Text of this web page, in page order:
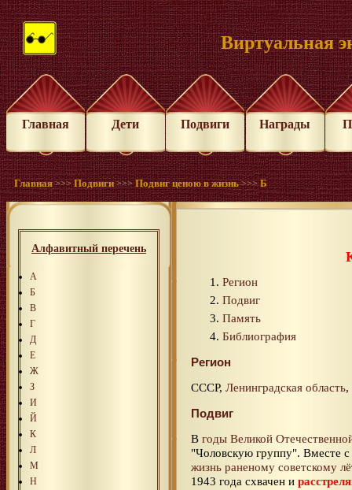
Виртуальная
Главная Дети Подвиги Награды
Главная >>>Подвиги >>>Подвиг ценою в жизнь >>>Б
Алфавитный перечень
А
Б
В
Г
Д
Е
Ж
З
И
Й
К
Л
М
Н
Регион
Подвиг
Память
Библиография
Регион
СССР, Ленинградская область,
Подвиг
В годы Великой
"Чоловскую группу". Вместе
жизнь раненому советскому
1943 года схвачен и